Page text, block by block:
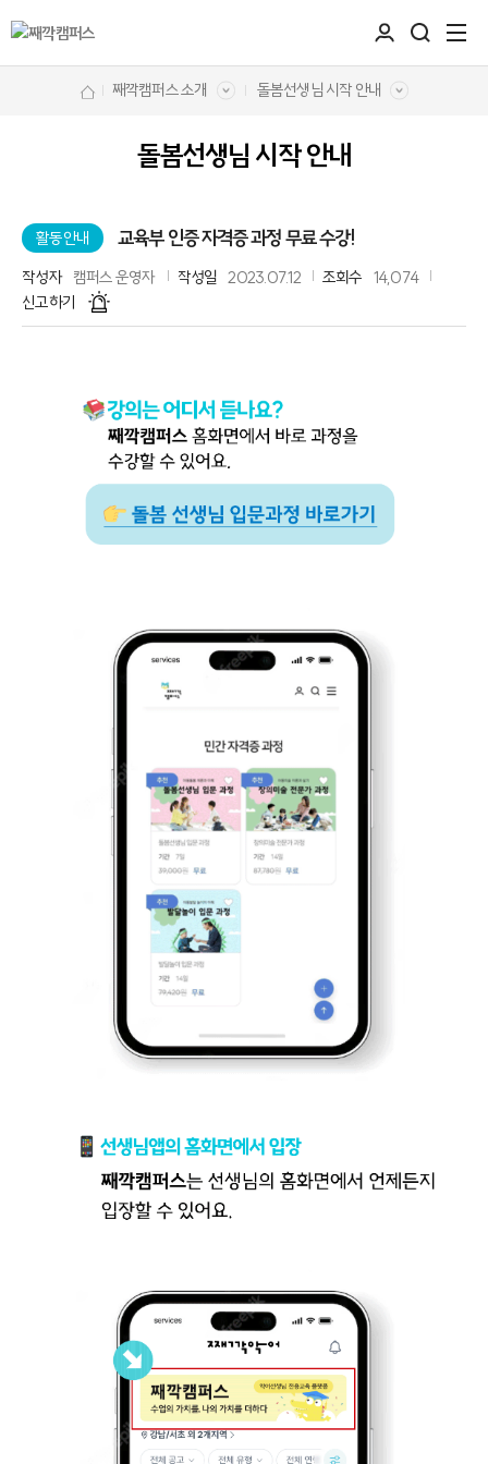
째깍캠퍼스 소개 돌봄선생님 시작 안내
돌봄선생님 시작 안내
활동안내 교육부 인증 자격증 과정 무료 수강!
작성자 캠퍼스 운영자 작성일 2023.07.12 조회수 14,074
신고하기